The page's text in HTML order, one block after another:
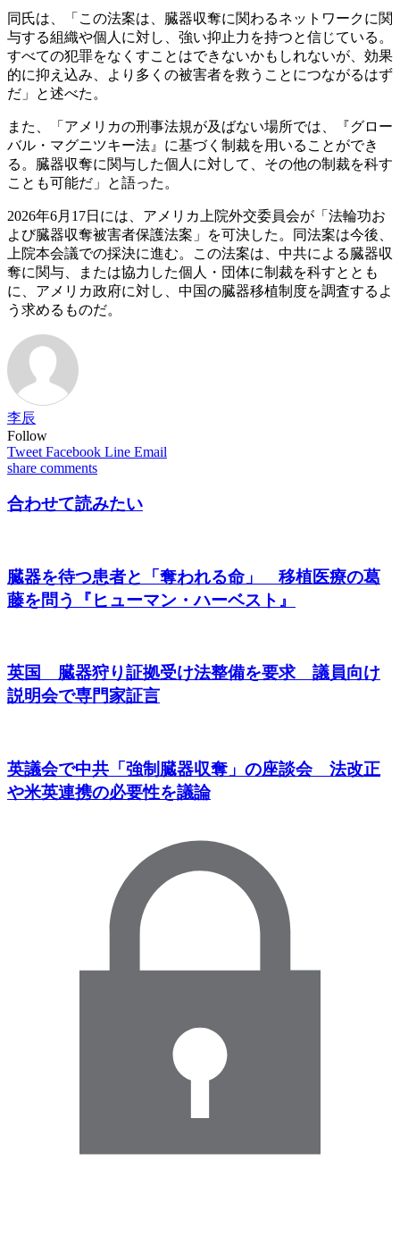
同氏は、「この法案は、臓器収奪に関わるネットワークに関
与する組織や個人に対し、強い抑止力を持つと信じている。
すべての犯罪をなくすことはできないかもしれないが、効果
的に抑え込み、より多くの被害者を救うことにつながるはず
だ」と述べた。
また、「アメリカの刑事法規が及ばない場所では、『グロー
バル・マグニツキー法』に基づく制裁を用いることができ
る。臓器収奪に関与した個人に対して、その他の制裁を科す
ことも可能だ」と語った。
2026年6月17日には、アメリカ上院外交委員会が「法輪功お
よび臓器収奪被害者保護法案」を可決した。同法案は今後、
上院本会議での採決に進む。この法案は、中共による臓器収
奪に関与、または協力した個人・団体に制裁を科すととも
に、アメリカ政府に対し、中国の臓器移植制度を調査するよ
う求めるものだ。
李辰
Follow
Tweet Facebook Line Email
share comments
合わせて読みたい
臓器を待つ患者と「奪われる命」 移植医療の葛
藤を問う『ヒューマン・ハーベスト』
英国 臓器狩り証拠受け法整備を要求 議員向け
説明会で専門家証言
英議会で中共「強制臓器収奪」の座談会 法改正
や米英連携の必要性を議論